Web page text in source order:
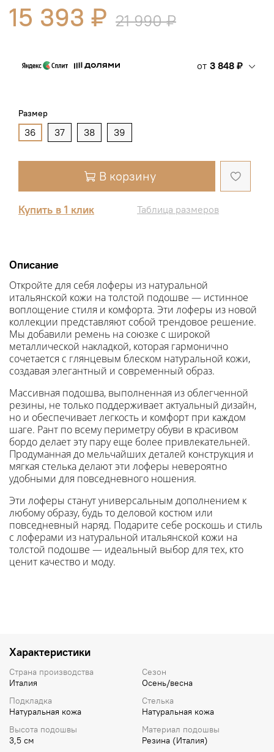
15 393 ₽ 21 990 ₽
от 3 848 ₽
Размер
36 37 38 39
В корзину
Купить в 1 клик Таблица размеров
Описание
Откройте для себя лоферы из натуральной
итальянской кожи на толстой подошве — истинное
воплощение стиля и комфорта. Эти лоферы из новой
коллекции представляют собой трендовое решение.
Мы добавили ремень на союзке с широкой
металлической накладкой, которая гармонично
сочетается с глянцевым блеском натуральной кожи,
создавая элегантный и современный образ.
Массивная подошва, выполненная из облегченной
резины, не только поддерживает актуальный дизайн,
но и обеспечивает легкость и комфорт при каждом
шаге. Рант по всему периметру обуви в красивом
бордо делает эту пару еще более привлекательней.
Продуманная до мельчайших деталей конструкция и
мягкая стелька делают эти лоферы невероятно
удобными для повседневного ношения.
Эти лоферы станут универсальным дополнением к
любому образу, будь то деловой костюм или
повседневный наряд. Подарите себе роскошь и стиль
с лоферами из натуральной итальянской кожи на
толстой подошве — идеальный выбор для тех, кто
ценит качество и моду.
Характеристики
Страна производства
Италия
Сезон
Осень/весна
Подкладка
Натуральная кожа
Стелька
Натуральная кожа
Высота подошвы
3,5 см
Материал подошвы
Резина (Италия)